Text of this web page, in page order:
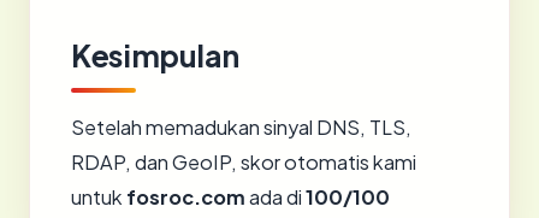
Kesimpulan
Setelah memadukan sinyal DNS, TLS,
RDAP, dan GeoIP, skor otomatis kami
untuk fosroc.comada di100/100